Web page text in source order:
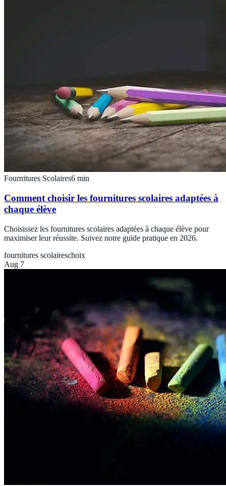
Fournitures Scolaires6 min
Comment choisir les fournitures scolaires adaptées à
chaque élève
Choisissez les fournitures scolaires adaptées à chaque élève pour
maximiser leur réussite. Suivez notre guide pratique en 2026.
fournitures scolaireschoix
Aug 7